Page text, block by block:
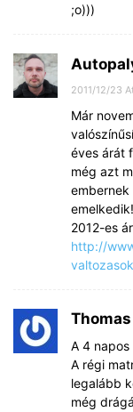
;o)))
2011/12/23
Már
éves árát
még azt
embernek
2012-es
http://
Thomas
A 4
A régi
legalább
még